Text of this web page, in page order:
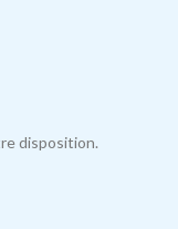
disposition.